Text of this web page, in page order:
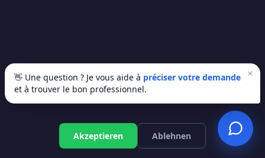
Akzeptieren Ablehnen
Non, mais fortement recommandé. Il
identifie les priorités et peut donner accès
à des bonus de prime.
Quels isolants choisir ?
Kostenloses Angebot
×
👋 Une question ? Je vous aide à préciser votre demande
et à trouver le bon professionnel.